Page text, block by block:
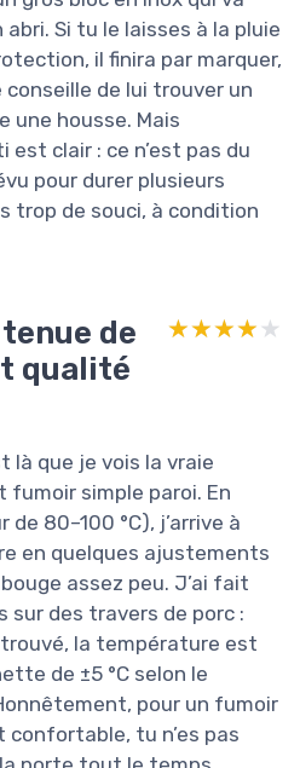
Si tu le laisses à la pluie
il finira par marquer,
conseille de lui trouver un
une housse. Mais
clair : ce n’est pas du
pour durer plusieurs
trop de souci, à condition
de
qualité
★★★★★
★★★★★
là que je vois la vraie
simple paroi. En
80–100 °C), j’arrive à
en quelques ajustements
assez peu. J’ai fait
sur des travers de porc :
la température est
de ±5 °C selon le
pour un fumoir
confortable, tu n’es pas